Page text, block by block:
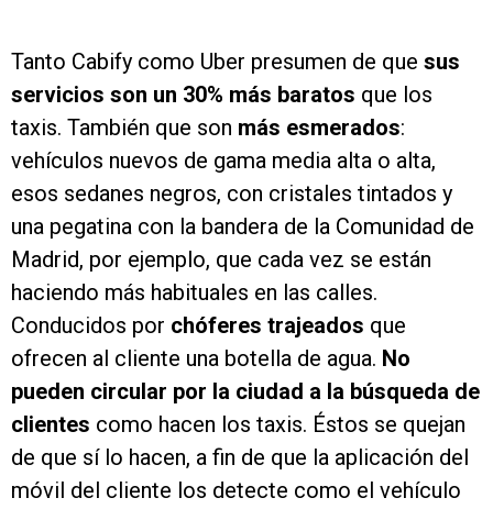
Tanto Cabify como Uber presumen de que sus
servicios son un 30% más baratos que los
taxis. También que son más esmerados:
vehículos nuevos de gama media alta o alta,
esos sedanes negros, con cristales tintados y
una pegatina con la bandera de la Comunidad de
Madrid, por ejemplo, que cada vez se están
haciendo más habituales en las calles.
Conducidos por chóferes trajeados que
ofrecen al cliente una botella de agua. No
pueden circular por la ciudad a la búsqueda de
clientes como hacen los taxis. Éstos se quejan
de que sí lo hacen, a fin de que la aplicación del
móvil del cliente los detecte como el vehículo